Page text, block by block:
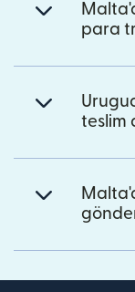
para
teslim